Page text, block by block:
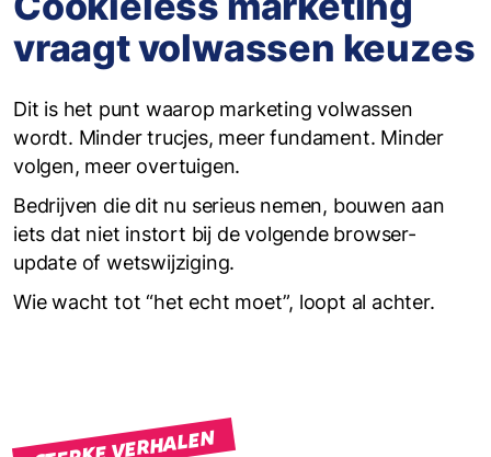
vraagt volwassen keuzes
Dit is het punt waarop marketing volwassen
wordt. Minder trucjes, meer fundament. Minder
volgen, meer overtuigen.
Bedrijven die dit nu serieus nemen, bouwen aan
iets dat niet instort bij de volgende browser-
update of wetswijziging.
Wie wacht tot “het echt moet”, loopt al achter.